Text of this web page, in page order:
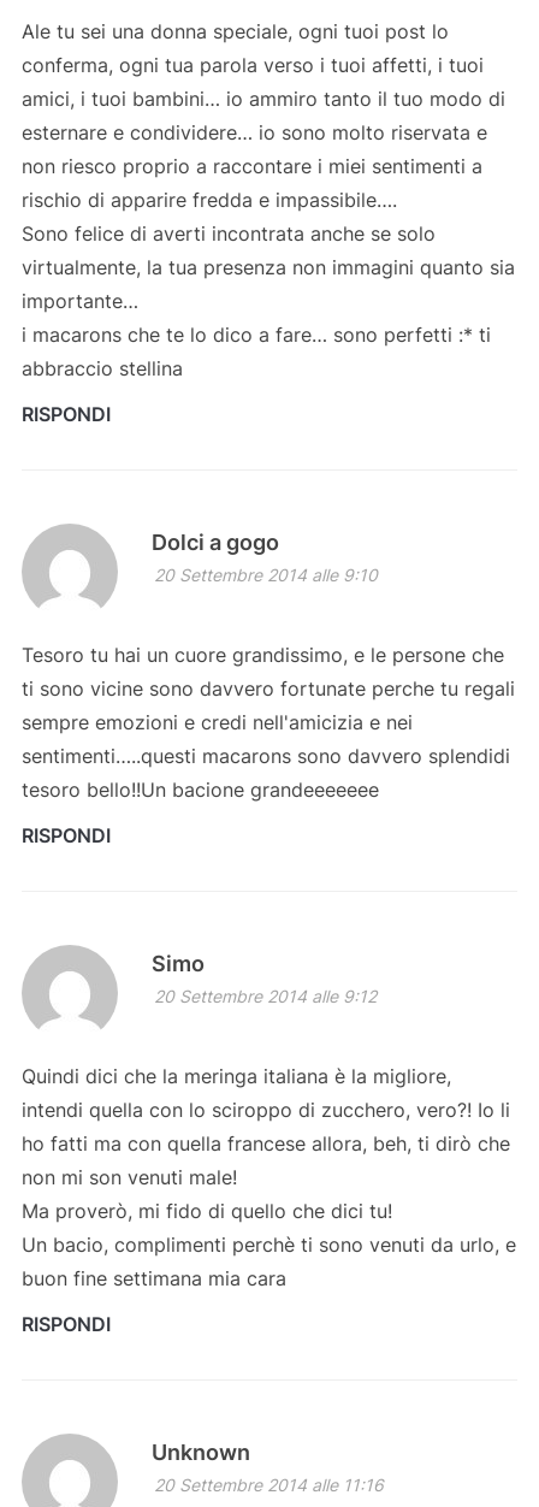
Ale tu sei una donna speciale, ogni tuoi post lo
conferma, ogni tua parola verso i tuoi affetti, i tuoi
amici, i tuoi bambini… io ammiro tanto il tuo modo di
esternare e condividere… io sono molto riservata e
non riesco proprio a raccontare i miei sentimenti a
rischio di apparire fredda e impassibile….
Sono felice di averti incontrata anche se solo
virtualmente, la tua presenza non immagini quanto sia
importante…
i macarons che te lo dico a fare… sono perfetti :* ti
abbraccio stellina
RISPONDI
Dolci a gogo
20 Settembre 2014 alle 9:10
Tesoro tu hai un cuore grandissimo, e le persone che
ti sono vicine sono davvero fortunate perche tu regali
sempre emozioni e credi nell'amicizia e nei
sentimenti…..questi macarons sono davvero splendidi
tesoro bello!!Un bacione grandeeeeeee
RISPONDI
Simo
20 Settembre 2014 alle 9:12
Quindi dici che la meringa italiana è la migliore,
intendi quella con lo sciroppo di zucchero, vero?! Io li
ho fatti ma con quella francese allora, beh, ti dirò che
non mi son venuti male!
Ma proverò, mi fido di quello che dici tu!
Un bacio, complimenti perchè ti sono venuti da urlo, e
buon fine settimana mia cara
RISPONDI
Unknown
20 Settembre 2014 alle 11:16